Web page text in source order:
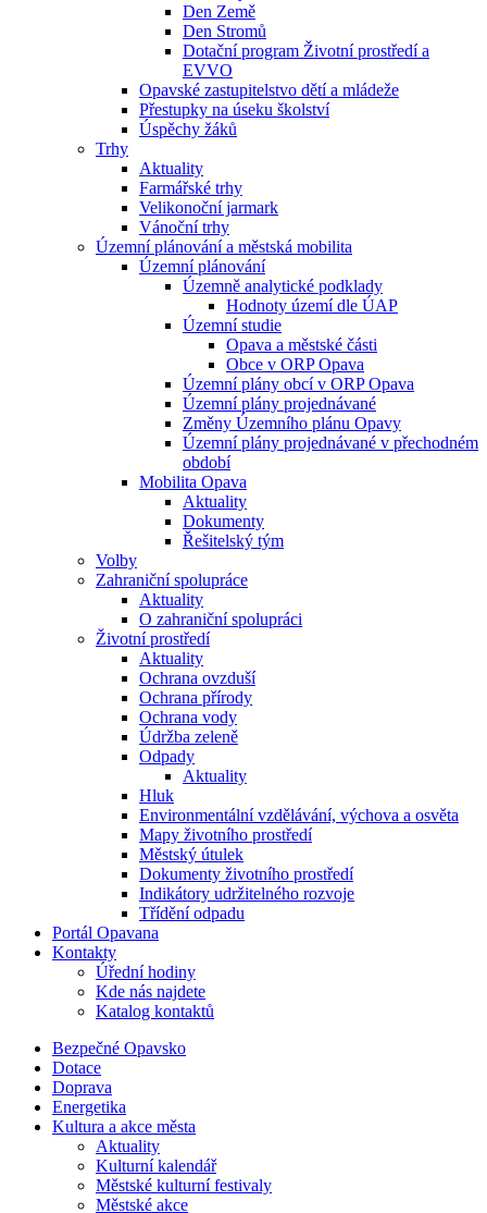
Den Země
Den Stromů
Dotační program Životní prostředí a
EVVO
Opavské zastupitelstvo dětí a mládeže
Přestupky na úseku školství
Úspěchy žáků
Trhy
Aktuality
Farmářské trhy
Velikonoční jarmark
Vánoční trhy
Územní plánování a městská mobilita
Územní plánování
Územně analytické podklady
Hodnoty území dle ÚAP
Územní studie
Opava a městské části
Obce v ORP Opava
Územní plány obcí v ORP Opava
Územní plány projednávané
Změny Územního plánu Opavy
Územní plány projednávané v přechodném
období
Mobilita Opava
Aktuality
Dokumenty
Řešitelský tým
Volby
Zahraniční spolupráce
Aktuality
O zahraniční spolupráci
Životní prostředí
Aktuality
Ochrana ovzduší
Ochrana přírody
Ochrana vody
Údržba zeleně
Odpady
Aktuality
Hluk
Environmentální vzdělávání, výchova a osvěta
Mapy životního prostředí
Městský útulek
Dokumenty životního prostředí
Indikátory udržitelného rozvoje
Třídění odpadu
Portál Opavana
Kontakty
Úřední hodiny
Kde nás najdete
Katalog kontaktů
Bezpečné Opavsko
Dotace
Doprava
Energetika
Kultura a akce města
Aktuality
Kulturní kalendář
Městské kulturní festivaly
Městské akce